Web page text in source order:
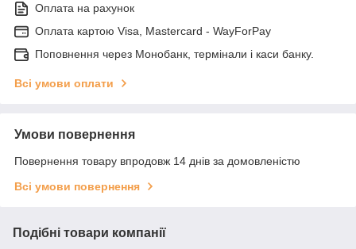
Оплата на рахунок
Оплата картою Visa, Mastercard - WayForPay
Поповнення через Монобанк, термінали і каси банку.
Всі умови оплати
Умови повернення
Повернення товару впродовж 14 днів за домовленістю
Всі умови повернення
Подібні товари компанії